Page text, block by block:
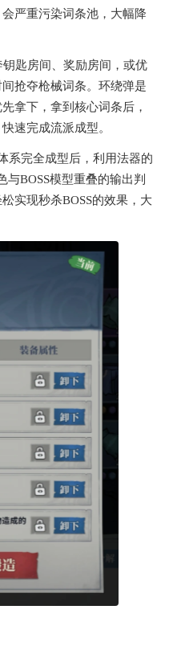
严重污染词条池，大幅降
匙房间、奖励房间，或优
抢夺枪械词条。环绕弹是
拿下，拿到核心词条后，
速完成流派成型。
系完全成型后，利用法器的
与BOSS模型重叠的输出判
实现秒杀BOSS的效果，大